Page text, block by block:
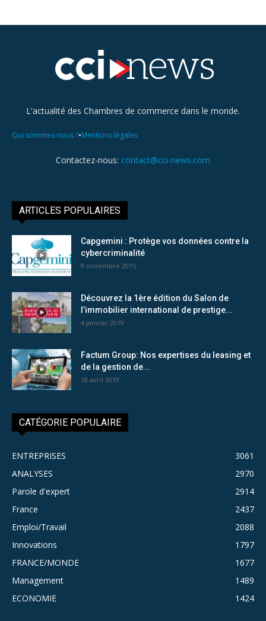
L'actualité des Chambres de commerce dans le monde.
Qui sommes-nous ?•Mentions légales
Contactez-nous: contact@cci-news.com
ARTICLES POPULAIRES
Capgemini : Protège vos données contre la
cybercriminalité
9 novembre 2015
Découvrez la 1ère édition du Salon de
l’immobilier international de prestige...
4 janvier 2019
Factum Group: Nos expertises du leasing et
de la gestion de...
10 avril 2019
CATÉGORIE POPULAIRE
ENTREPRISES
3061
ANALYSES
2970
Parole d'expert
2914
France
2437
Emploi/Travail
2088
Innovations
1797
FRANCE/MONDE
1677
Management
1489
ECONOMIE
1424